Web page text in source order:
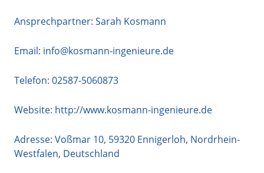
Ansprechpartner: Sarah Kosmann
Email: info@kosmann-ingenieure.de
Telefon: 02587-5060873
Website: http://www.kosmann-ingenieure.de
Adresse: Voßmar 10, 59320 Ennigerloh, Nordrhein-
Westfalen, Deutschland